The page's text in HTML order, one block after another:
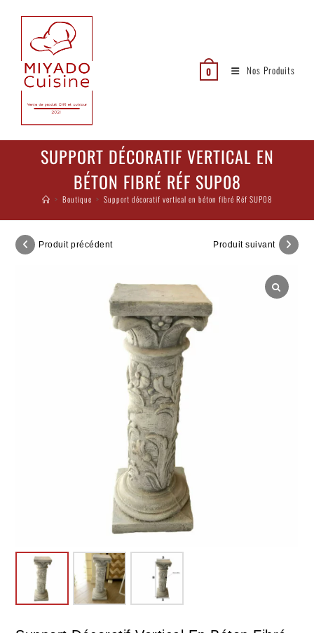
0 Nos Produits
SUPPORT DÉCORATIF VERTICAL EN
BÉTON FIBRÉ RÉF SUP08
> Boutique > Support décoratif vertical en béton fibré Réf SUP08
Produit précédent Produit suivant